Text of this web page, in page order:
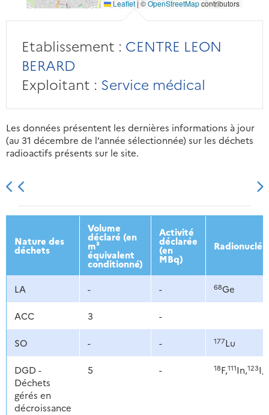
Leaflet|©OpenStreetMapcontributors
Etablissement : CENTRE LEON
BERARD
Exploitant : Service médical
Les données présentent les dernières informations à jour
(au 31 décembre de l’année sélectionnée) sur les déchets
radioactifs présents sur le site.
2013 2014 2015 2016
Nature des
déchets
Volume
déclaré (en
m³
équivalent
conditionné)
Activité
déclarée
(en
MBq)
LA - - 68Ge
ACC 3 -
SO - - 177Lu
DGD -
Déchets
gérés en
décroissance
5 - 18F,111In,123I,